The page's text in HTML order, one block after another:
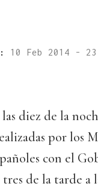
10 Feb 2014 -
diez de la
por los
con el
de la tarde a